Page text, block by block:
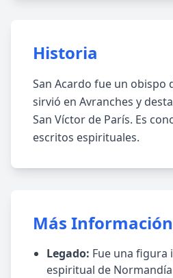
Historia
San Acardo fue un obispo
sirvió en Avranches y
San Víctor de París. Es
escritos espirituales.
Más Información
Legado: Fue una figura
espiritual de